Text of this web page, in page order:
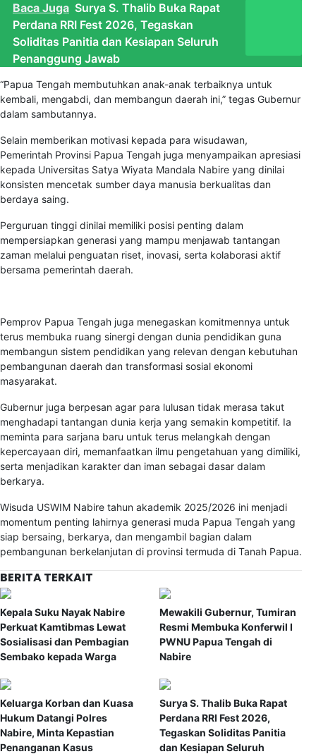
Baca Juga Surya S. Thalib Buka Rapat
Perdana RRI Fest 2026, Tegaskan
Soliditas Panitia dan Kesiapan Seluruh
Penanggung Jawab
“Papua Tengah membutuhkan anak-anak terbaiknya untuk
kembali, mengabdi, dan membangun daerah ini,” tegas Gubernur
dalam sambutannya.
Selain memberikan motivasi kepada para wisudawan,
Pemerintah Provinsi Papua Tengah juga menyampaikan apresiasi
kepada Universitas Satya Wiyata Mandala Nabire yang dinilai
konsisten mencetak sumber daya manusia berkualitas dan
berdaya saing.
Perguruan tinggi dinilai memiliki posisi penting dalam
mempersiapkan generasi yang mampu menjawab tantangan
zaman melalui penguatan riset, inovasi, serta kolaborasi aktif
bersama pemerintah daerah.
Pemprov Papua Tengah juga menegaskan komitmennya untuk
terus membuka ruang sinergi dengan dunia pendidikan guna
membangun sistem pendidikan yang relevan dengan kebutuhan
pembangunan daerah dan transformasi sosial ekonomi
masyarakat.
Gubernur juga berpesan agar para lulusan tidak merasa takut
menghadapi tantangan dunia kerja yang semakin kompetitif. Ia
meminta para sarjana baru untuk terus melangkah dengan
kepercayaan diri, memanfaatkan ilmu pengetahuan yang dimiliki,
serta menjadikan karakter dan iman sebagai dasar dalam
berkarya.
Wisuda USWIM Nabire tahun akademik 2025/2026 ini menjadi
momentum penting lahirnya generasi muda Papua Tengah yang
siap bersaing, berkarya, dan mengambil bagian dalam
pembangunan berkelanjutan di provinsi termuda di Tanah Papua.
BERITA TERKAIT
Kepala Suku Nayak Nabire
Perkuat Kamtibmas Lewat
Sosialisasi dan Pembagian
Sembako kepada Warga
Mewakili Gubernur, Tumiran
Resmi Membuka Konferwil I
PWNU Papua Tengah di
Nabire
Keluarga Korban dan Kuasa
Hukum Datangi Polres
Nabire, Minta Kepastian
Penanganan Kasus
Surya S. Thalib Buka Rapat
Perdana RRI Fest 2026,
Tegaskan Soliditas Panitia
dan Kesiapan Seluruh